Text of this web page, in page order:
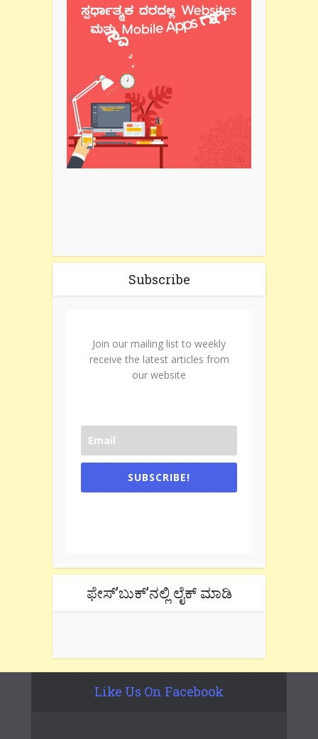
Subscribe
Join our mailing list to weekly
receive the latest articles from
our website
SUBSCRIBE!
ಫೇಸ್’ಬುಕ್’ನಲ್ಲಿ ಲೈಕ್ ಮಾಡಿ
Like Us On Facebook